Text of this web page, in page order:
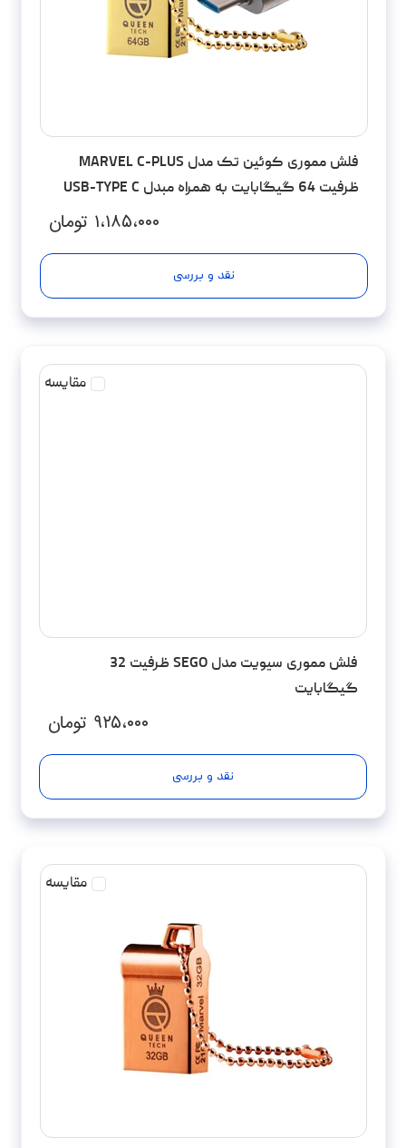
فلش مموری کوئین تک مدل MARVEL C-PLUS
ظرفیت 64 گیگابایت به همراه مبدل USB-TYPE C
۱،۱۸۵،۰۰۰ تومان
نقد و بررسی
مقایسه
فلش مموری سیویت مدل SEGO ظرفیت 32
گیگابایت
۹۲۵،۰۰۰ تومان
نقد و بررسی
مقایسه